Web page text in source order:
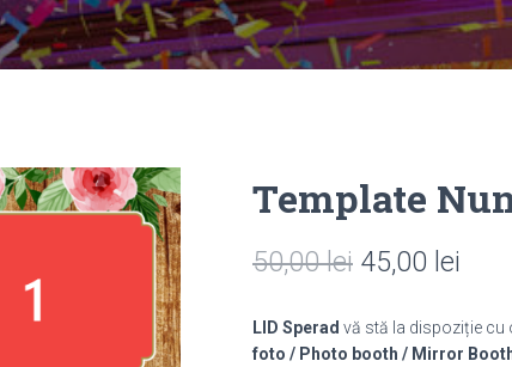
Template
50,00lei Prețul
a
45,00 lei
LID Sperad vă stă la dispoziție cu
foto / Photo booth / Mirror